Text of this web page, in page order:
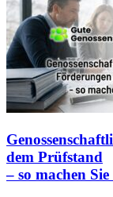
dem Prüfstand
– so machen